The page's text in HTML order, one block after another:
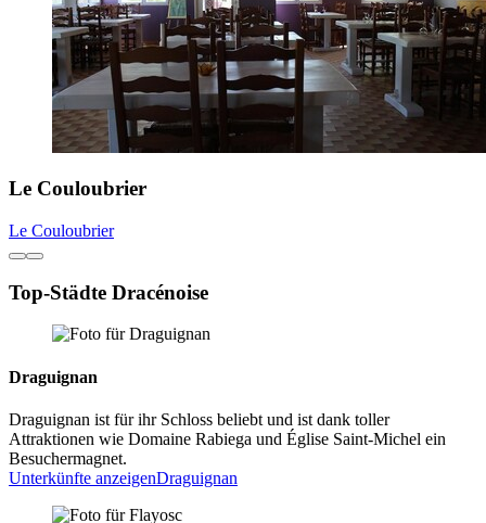
Le Couloubrier
Le Couloubrier
Top-Städte Dracénoise
Draguignan
Draguignan ist für ihr Schloss beliebt und ist dank toller
Attraktionen wie Domaine Rabiega und Église Saint-Michel ein
Besuchermagnet.
Unterkünfte anzeigenDraguignan